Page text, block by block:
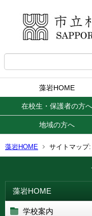
藻岩HOME
在校生・保護者の方へ
地域の方へ
藻岩HOME サイトマップ:
藻岩HOME
学校案内